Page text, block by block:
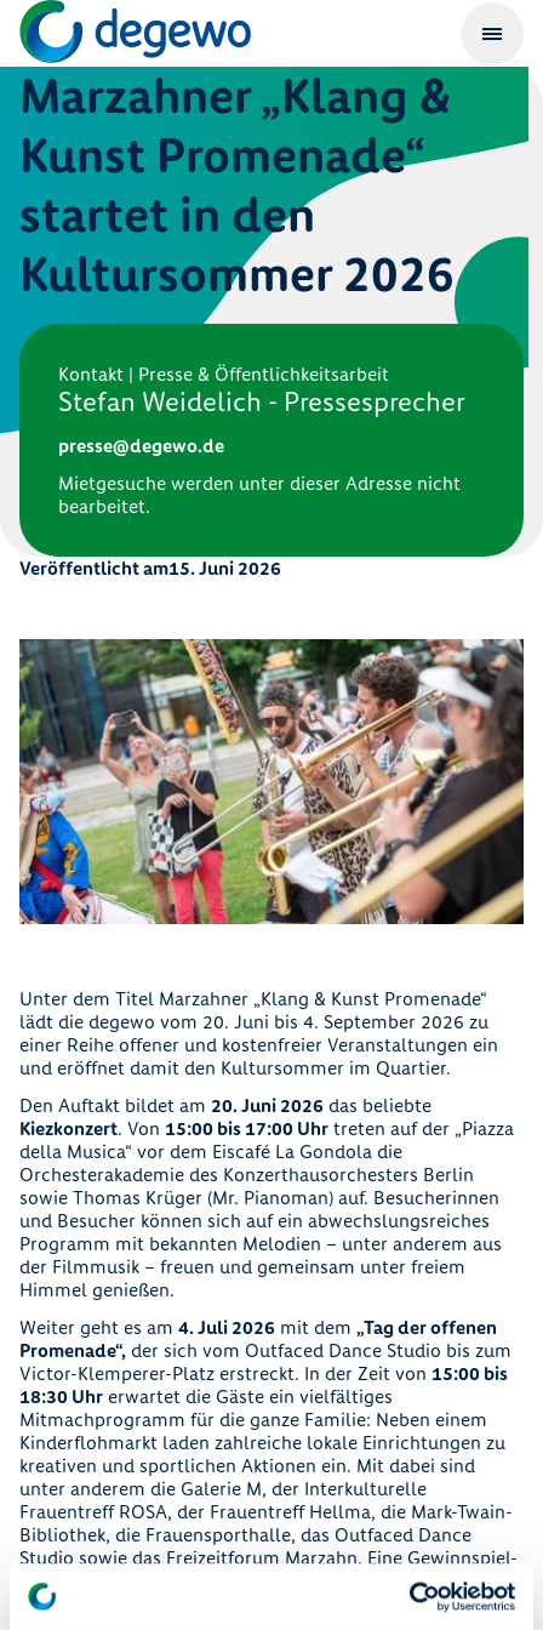
Marzahner „Klang &
Kunst Promenade“
startet in den
Kultursommer 2026
Kontakt | Presse & Öffentlichkeitsarbeit
Stefan Weidelich - Pressesprecher
presse@degewo.de
Mietgesuche werden unter dieser Adresse nicht
bearbeitet.
Veröffentlicht am15. Juni 2026
Unter dem Titel Marzahner „Klang & Kunst Promenade“
lädt die degewo vom 20. Juni bis 4. September 2026 zu
einer Reihe offener und kostenfreier Veranstaltungen ein
und eröffnet damit den Kultursommer im Quartier.
Den Auftakt bildet am 20. Juni 2026 das beliebte
Kiezkonzert. Von 15:00 bis 17:00 Uhr treten auf der „Piazza
della Musica“ vor dem Eiscafé La Gondola die
Orchesterakademie des Konzerthausorchesters Berlin
sowie Thomas Krüger (Mr. Pianoman) auf. Besucherinnen
und Besucher können sich auf ein abwechslungsreiches
Programm mit bekannten Melodien – unter anderem aus
der Filmmusik – freuen und gemeinsam unter freiem
Himmel genießen.
Weiter geht es am4. Juli 2026 mit dem„Tag der offenen
Promenade“, der sich vom Outfaced Dance Studio bis zum
Victor-Klemperer-Platz erstreckt. In der Zeit von 15:00 bis
18:30 Uhr erwartet die Gäste ein vielfältiges
Mitmachprogramm für die ganze Familie: Neben einem
Kinderflohmarkt laden zahlreiche lokale Einrichtungen zu
kreativen und sportlichen Aktionen ein. Mit dabei sind
unter anderem die Galerie M, der Interkulturelle
Frauentreff ROSA, der Frauentreff Hellma, die Mark-Twain-
Bibliothek, die Frauensporthalle, das Outfaced Dance
Studio sowie das Freizeitforum Marzahn. Eine Gewinnspiel-
Rallye verbindet die Stationen und bietet attraktive Preise.
Den Abschluss bildet am